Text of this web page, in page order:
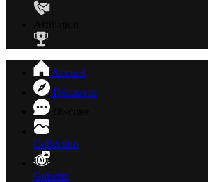
Accueil
Découvrir
Collection
Générer